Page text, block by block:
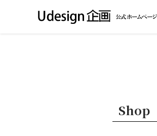
Shop